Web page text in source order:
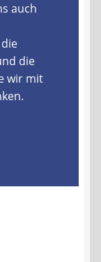
auch
die
wir mit